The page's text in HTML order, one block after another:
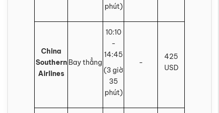
phút)
China
Southern
Airlines
Bay thẳng
10:10
-
14:45
(3 giờ
35
phút)
-
425
USD